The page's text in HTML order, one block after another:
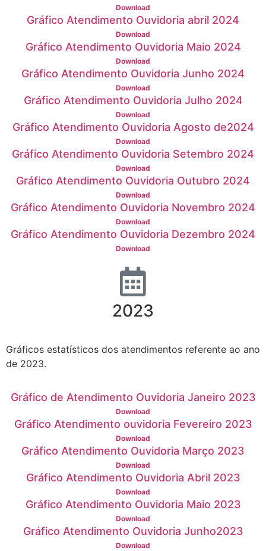
Download
Gráfico Atendimento Ouvidoria abril 2024
Download
Gráfico Atendimento Ouvidoria Maio 2024
Download
Gráfico Atendimento Ouvidoria Junho 2024
Download
Gráfico Atendimento Ouvidoria Julho 2024
Download
Gráfico Atendimento Ouvidoria Agosto de2024
Download
Gráfico Atendimento Ouvidoria Setembro 2024
Download
Gráfico Atendimento Ouvidoria Outubro 2024
Download
Gráfico Atendimento Ouvidoria Novembro 2024
Download
Gráfico Atendimento Ouvidoria Dezembro 2024
Download
2023
Gráficos estatísticos dos atendimentos referente ao ano
de 2023.
Gráfico de Atendimento Ouvidoria Janeiro 2023
Download
Gráfico Atendimento ouvidoria Fevereiro 2023
Download
Gráfico Atendimento Ouvidoria Março 2023
Download
Gráfico Atendimento Ouvidoria Abril 2023
Download
Gráfico Atendimento Ouvidoria Maio 2023
Download
Gráfico Atendimento Ouvidoria Junho2023
Download